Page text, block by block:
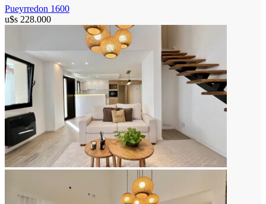
Pueyrredon 1600
u$s 228.000